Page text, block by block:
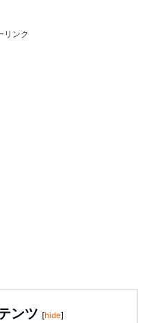
リンク
ンツ [hide]